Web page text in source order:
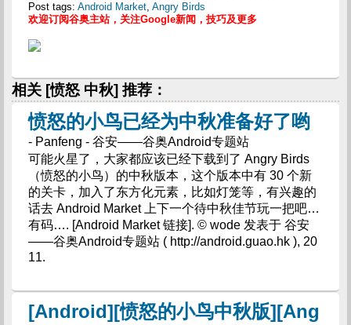
Post tags: Android Market, Angry Birds
欢迎订阅谷奥主站，关注Google新闻，技巧及更多
相关 [愤怒 中秋] 推荐：
愤怒的小鸟已经为中秋准备好了哟
- Panfeng - 谷安——谷奥Android专题站
可能火星了，大家都应该已经下载到了 Angry Birds
（愤怒的小鸟）的中秋版本，这个版本中有 30 个新
的关卡，加入了东方化元素，比如灯笼等，有兴趣的
话去 Android Market 上下一个待中秋佳节玩一把吧…
有码…. [Android Market 链接]. © wode 发表于 谷安
——谷奥Android专题站 ( http://android.guao.hk ), 20
11.
[Android][愤怒的小鸟中秋版][Ang